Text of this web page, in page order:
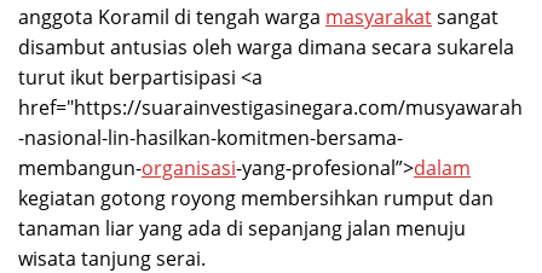
anggota Koramil di tengah warga masyarakatsangat
disambut antusias oleh warga dimana secara sukarela
turut ikut berpartisipasi <a
href="https://suarainvestigasinegara.com/musyawarah
-nasional-lin-hasilkan-komitmen-bersama-
membangun-organisasi-yang-profesional”>dalam
kegiatan gotong royong membersihkan rumput dan
tanaman liar yang ada di sepanjang jalan menuju
wisata tanjung serai.